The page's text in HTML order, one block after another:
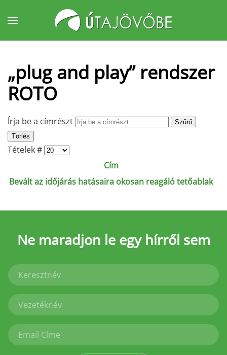
Fő tartalom átugrása
„plug and play” rendszer
ROTO
Írja be a címrészt
Szűrő
Törlés
Tételek #
Cím
Bevált az időjárás hatásaira okosan reagáló tetőablak
Ne maradjon le egy hírről sem